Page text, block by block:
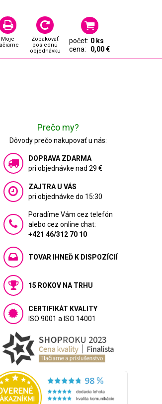
Moje
Zopakovať
poslednú
objednávku
počet: 0 ks
cena:
0,00 €
Prečo my?
Dôvody prečo nakupovať u nás:
DOPRAVA ZDARMA
pri objednávke nad 29 €
ZAJTRA U VÁS
pri objednávke do 15:30
Poradíme Vám cez telefón
alebo cez online chat:
+421 46/312 70 10
TOVAR IHNEĎ K DISPOZÍCIÍ
15 ROKOV NA TRHU
CERTIFIKÁT KVALITY
ISO 9001 a ISO 14001